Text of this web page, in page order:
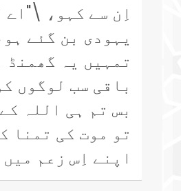
اِن سے کہو، \"اے
یہودی بن گئے
تمہیں یہ گھمنڈ
باقی سب لوگوں
بس تم ہی اللہ
تو موت کی تمنا
اپنے اِس زعم